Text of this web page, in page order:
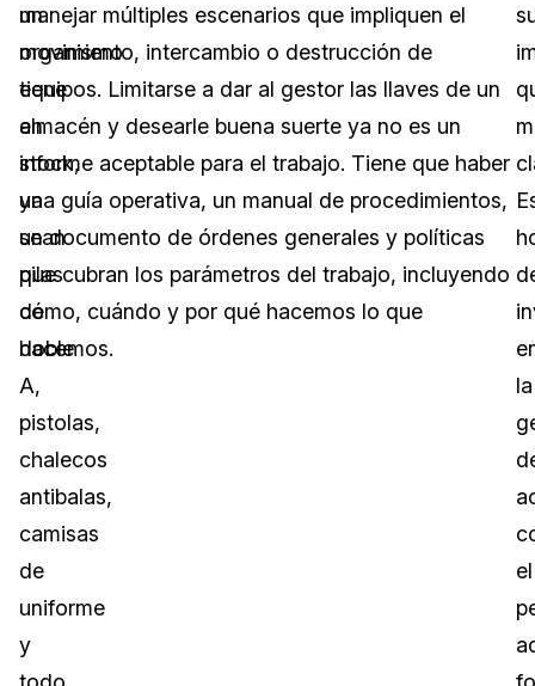
un
organismo
tiene
en
stock,
ya
sean
pilas
de
doble
A,
pistolas,
chalecos
antibalas,
camisas
de
uniforme
y
manejar múltiples escenarios que impliquen el
movimiento, intercambio o destrucción de
equipos. Limitarse a dar al gestor las llaves de un
almacén y desearle buena suerte ya no es un
informe aceptable para el trabajo. Tiene que haber
una guía operativa, un manual de procedimientos,
un documento de órdenes generales y políticas
que cubran los parámetros del trabajo, incluyendo
cómo, cuándo y por qué hacemos lo que
hacemos.
la
el